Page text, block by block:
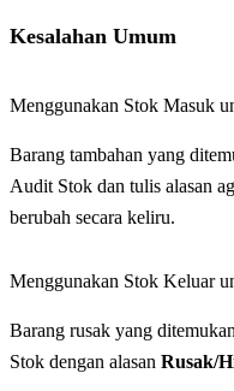
Kesalahan Umum
Menggunakan Stok Masuk
Barang tambahan yang
Audit Stok dan tulis alasan
berubah secara keliru.
Menggunakan Stok Keluar
Barang rusak yang
Stok dengan alasan Rusak/